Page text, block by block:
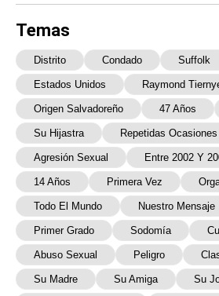
Temas
Distrito Condado Suffolk
Estados Unidos Raymond
Origen Salvadoreño 47 Años
Su Hijastra Repetidas Ocasiones
Agresión Sexual Entre 2002 Y
14 Años Primera Vez
Todo El Mundo Nuestro Mensaje
Primer Grado Sodomía
Abuso Sexual Peligro
Su Madre Su Amiga Su